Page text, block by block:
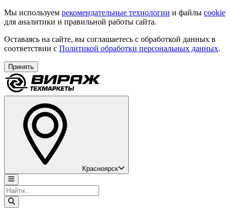
Мы используем рекомендательные технологии и файлы cookie
для аналитики и правильной работы сайта.
Оставаясь на сайте, вы соглашаетесь с обработкой данных в
соответствии с Политикой обработки персональных данных.
Принять
Красноярск